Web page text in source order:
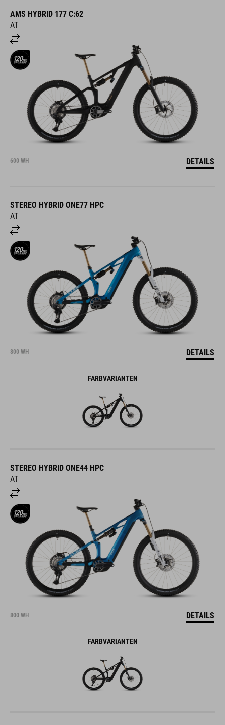
AMS HYBRID 177 C:62
AT
600 WH DETAILS
STEREO HYBRID ONE77 HPC
AT
800 WH DETAILS
FARBVARIANTEN
STEREO HYBRID ONE44 HPC
AT
800 WH DETAILS
FARBVARIANTEN